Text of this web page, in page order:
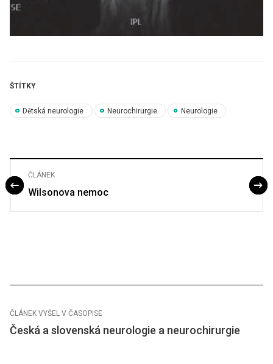
ŠTÍTKY
Dětská neurologie Neurochirurgie Neurologie
ČLÁNEK
Wilsonova nemoc
ČLÁNEK VYŠEL V ČASOPISE
Česká a slovenská neurologie a neurochirurgie